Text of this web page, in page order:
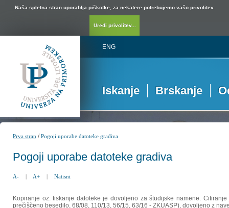
Naša spletna stran uporablja piškotke, za nekatere potrebujemo vašo privolitev.
Uredi privolitev...
ENG
Iskanje Brskanje
Prva stran /Pogoji uporabe datoteke gradiva
Pogoji uporabe datoteke gradiva
A- | A+ | Natisni
Kopiranje oz. tiskanje datoteke je dovoljeno za študijske namene.
prečiščeno besedilo, 68/08, 110/13, 56/15, 63/16 - ZKUASP), dovoljeno z